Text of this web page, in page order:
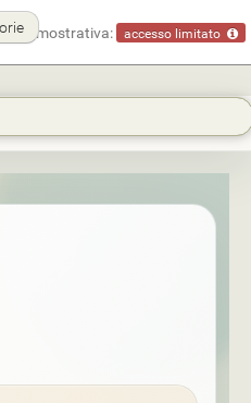
dimostrativa: accesso limitato